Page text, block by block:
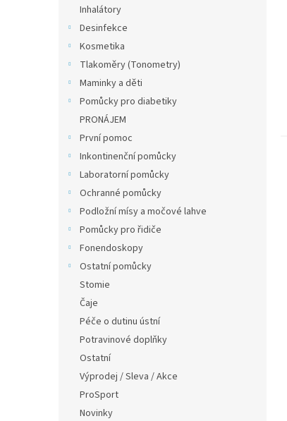
Inhalátory
Desinfekce
Kosmetika
Tlakoměry (Tonometry)
Maminky a děti
Pomůcky pro diabetiky
PRONÁJEM
První pomoc
Inkontinenční pomůcky
Laboratorní pomůcky
Ochranné pomůcky
Podložní mísy a močové lahve
Pomůcky pro řidiče
Fonendoskopy
Ostatní pomůcky
Stomie
Čaje
Péče o dutinu ústní
Potravinové doplňky
Ostatní
Výprodej / Sleva / Akce
ProSport
Novinky